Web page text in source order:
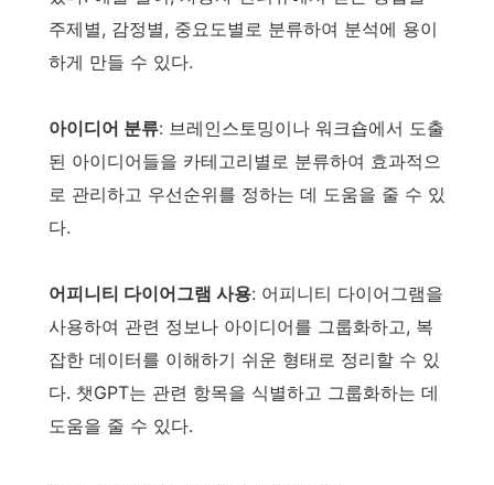
주제별, 감정별, 중요도별로 분류하여 분석에 용이
하게 만들 수 있다.
아이디어 분류: 브레인스토밍이나 워크숍에서 도출
된 아이디어들을 카테고리별로 분류하여 효과적으
로 관리하고 우선순위를 정하는 데 도움을 줄 수 있
다.
어피니티 다이어그램 사용: 어피니티 다이어그램을
사용하여 관련 정보나 아이디어를 그룹화하고, 복
잡한 데이터를 이해하기 쉬운 형태로 정리할 수 있
다. 챗GPT는 관련 항목을 식별하고 그룹화하는 데
도움을 줄 수 있다.